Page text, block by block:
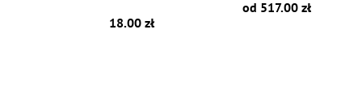
18.00 zł
od 517.00 zł